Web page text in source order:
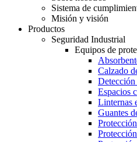
Sistema de
Misión y visión
Productos
Seguridad Industrial
Equipos de
Calzado
Detección
Espacios
Linternas
Guantes